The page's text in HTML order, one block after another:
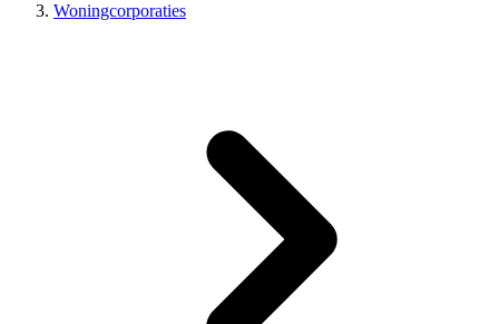
Woningcorporaties